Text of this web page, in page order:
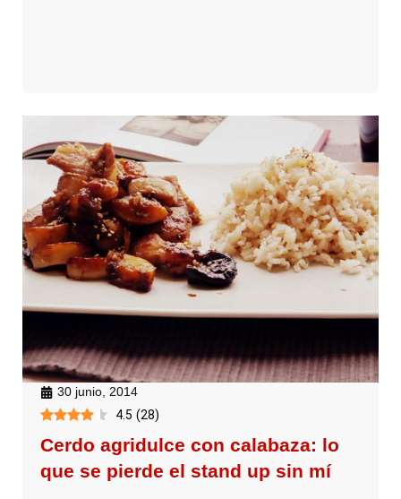
30 junio, 2014
4.5 (28)
Cerdo agridulce con calabaza: lo
que se pierde el stand up sin mí